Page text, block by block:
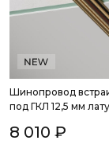
Шинопровод
под ГКЛ 12,5 мм
8 010 ₽